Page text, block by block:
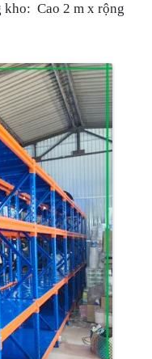
kho: Cao 2 m x rộng